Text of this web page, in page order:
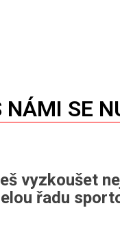
NÁMI SE
vyzkoušet
řadu